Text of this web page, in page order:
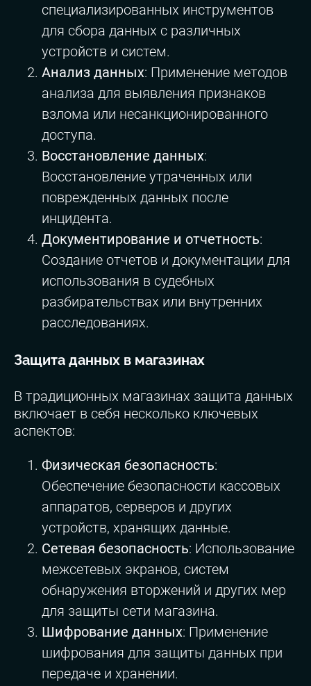
специализированных инструментов
для сбора данных с различных
устройств и систем.
Анализ данных: Применение методов
анализа для выявления признаков
взлома или несанкционированного
доступа.
Восстановление данных:
Восстановление утраченных или
поврежденных данных после
инцидента.
Документирование и отчетность:
Создание отчетов и документации для
использования в судебных
разбирательствах или внутренних
расследованиях.
Защита данных в магазинах
В традиционных магазинах защита данных
включает в себя несколько ключевых
аспектов:
Физическая безопасность:
Обеспечение безопасности кассовых
аппаратов, серверов и других
устройств, хранящих данные.
Сетевая безопасность: Использование
межсетевых экранов, систем
обнаружения вторжений и других мер
для защиты сети магазина.
Шифрование данных: Применение
шифрования для защиты данных при
передаче и хранении.